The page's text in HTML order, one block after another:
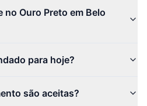
no Ouro Preto em Belo
para hoje?
são aceitas?